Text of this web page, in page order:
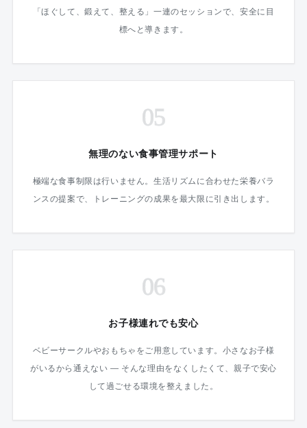
「ほぐして、鍛えて、整える」一連のセッションで、安全に目
標へと導きます。
05
無理のない食事管理サポート
極端な食事制限は行いません。生活リズムに合わせた栄養バラ
ンスの提案で、トレーニングの成果を最大限に引き出します。
06
お子様連れでも安心
ベビーサークルやおもちゃをご用意しています。小さなお子様
がいるから通えない — そんな理由をなくしたくて、親子で安心
して過ごせる環境を整えました。